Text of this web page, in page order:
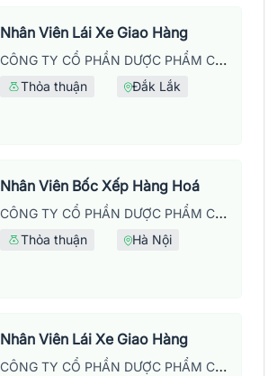
Nhân Viên Lái Xe Giao Hàng
CÔNG TY CỔ PHẦN DƯỢC PHẨM CPC1 HÀ NỘI
Thỏa thuận Đắk Lắk
Nhân Viên Bốc Xếp Hàng Hoá
CÔNG TY CỔ PHẦN DƯỢC PHẨM CPC1 HÀ NỘI
Thỏa thuận Hà Nội
Nhân Viên Lái Xe Giao Hàng
CÔNG TY CỔ PHẦN DƯỢC PHẨM CPC1 HÀ NỘI